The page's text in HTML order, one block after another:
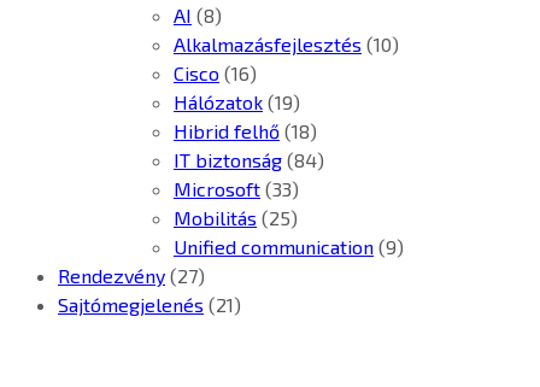
AI (8)
Alkalmazásfejlesztés (10)
Cisco (16)
Hálózatok (19)
Hibrid felhő (18)
IT biztonság (84)
Microsoft (33)
Mobilitás (25)
Unified communication (9)
Rendezvény (27)
Sajtómegjelenés (21)